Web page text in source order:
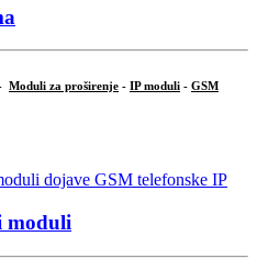
Moduli za proširenje - IP moduli - GSM
moduli